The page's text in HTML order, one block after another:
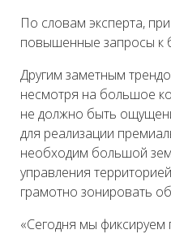
По словам эксперта,
повышенные запросы к
Другим заметным
несмотря на большое
не должно быть
для реализации
необходим большой
управления
грамотно зонировать
«Сегодня мы фиксируем